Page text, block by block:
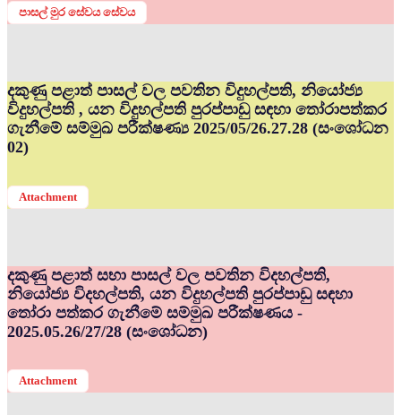
පාසල් මුර සේවය සේවය
දකුණු පළාත් පාසල් වල පවතින විදුහල්පති, නියෝජ්‍ය
විදුහල්පති , යන විදුහල්පති පුරප්පාඩු සඳහා තෝරාපත්කර
ගැනීමේ සම්මුඛ පරීක්ෂණ්‍ය 2025/05/26.27.28 (සංශෝධන
02)
Attachment
දකුණු පළාත් සභා පාසල් වල පවතින විදහල්පති,
නියෝජ්‍ය විදහල්පති, යන විදුහල්පති පුරප්පාඩු සඳහා
තෝරා පත්කර ගැනීමේ සම්මුඛ පරීක්ෂණය -
2025.05.26/27/28 (සංශෝධන)
Attachment